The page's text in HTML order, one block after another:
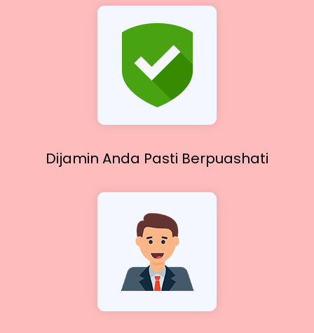
Dijamin Anda Pasti Berpuashati